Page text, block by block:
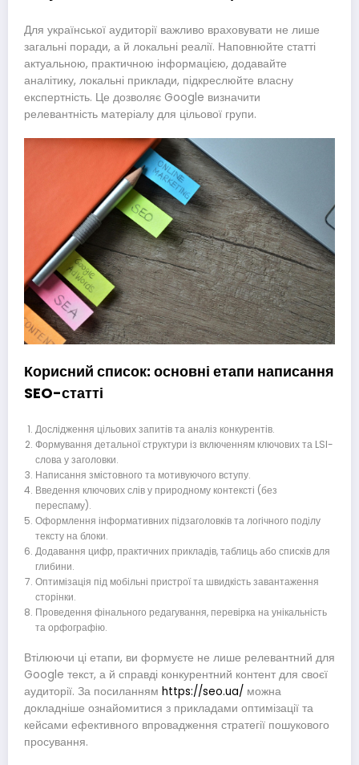
Для української аудиторії важливо враховувати не лише
загальні поради, а й локальні реалії. Наповнюйте статті
актуальною, практичною інформацією, додавайте
аналітику, локальні приклади, підкреслюйте власну
експертність. Це дозволяє Google визначити
релевантність матеріалу для цільової групи.
Корисний список: основні етапи написання
SEO-статті
Дослідження цільових запитів та аналіз конкурентів.
Формування детальної структури із включенням ключових та LSI-
слова у заголовки.
Написання змістовного та мотивуючого вступу.
Введення ключових слів у природному контексті (без
переспаму).
Оформлення інформативних підзаголовків та логічного поділу
тексту на блоки.
Додавання цифр, практичних прикладів, таблиць або списків для
глибини.
Оптимізація під мобільні пристрої та швидкість завантаження
сторінки.
Проведення фінального редагування, перевірка на унікальність
та орфографію.
Втілюючи ці етапи, ви формуєте не лише релевантний для
Google текст, а й справді конкурентний контент для своєї
аудиторії. За посиланням https://seo.ua/ можна
докладніше ознайомитися з прикладами оптимізації та
кейсами ефективного впровадження стратегії пошукового
просування.